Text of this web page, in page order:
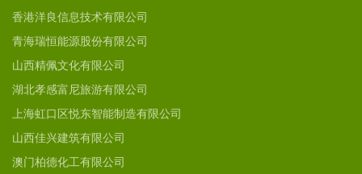
香港洋良信息技术有限公司
青海瑞恒能源股份有限公司
山西精佩文化有限公司
湖北孝感富尼旅游有限公司
上海虹口区悦东智能制造有限公司
山西佳兴建筑有限公司
澳门柏德化工有限公司